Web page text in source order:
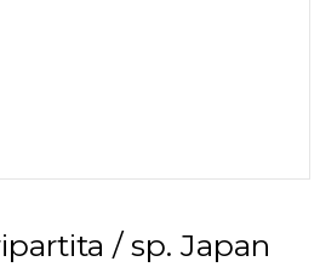
/ sp. Japan